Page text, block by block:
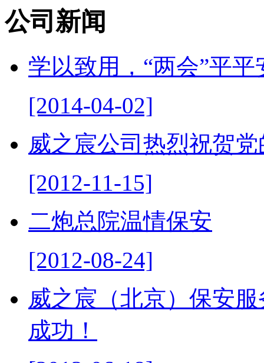
公司新闻
学以致用，“两会”平
[2014-04-02]
威之宸公司热烈祝贺
[2012-11-15]
二炮总院温情保安
[2012-08-24]
威之宸（北京）保安
成功！